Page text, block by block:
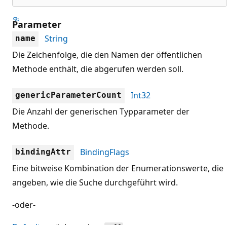
Parameter
name
String
Die Zeichenfolge, die den Namen der öffentlichen
Methode enthält, die abgerufen werden soll.
genericParameterCount
Int32
Die Anzahl der generischen Typparameter der
Methode.
bindingAttr
BindingFlags
Eine bitweise Kombination der Enumerationswerte, die
angeben, wie die Suche durchgeführt wird.
-oder-